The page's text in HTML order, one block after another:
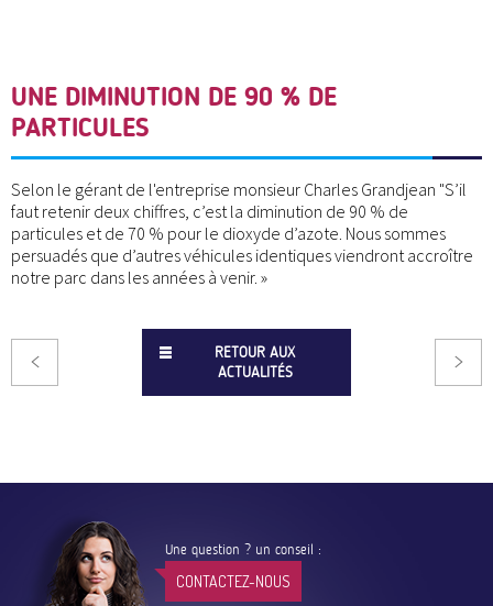
UNE DIMINUTION DE 90 % DE
PARTICULES
Selon le gérant de l'entreprise monsieur Charles Grandjean "S’il
faut retenir deux chiffres, c’est la diminution de 90 % de
particules et de 70 % pour le dioxyde d’azote. Nous sommes
persuadés que d’autres véhicules identiques viendront accroître
notre parc dans les années à venir. »
RETOUR AUX
ACTUALITÉS
Une question ? un conseil :
CONTACTEZ-NOUS